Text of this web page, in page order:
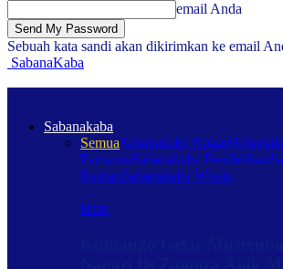
email Anda
Sebuah kata sandi akan dikirimkan ke email
SabanaKaba
Sabanakaba
SemuaSabanakaba Nagari
PariwaraSabanakaba Pendidikan
RantauSabanakaba Wisata
Baru